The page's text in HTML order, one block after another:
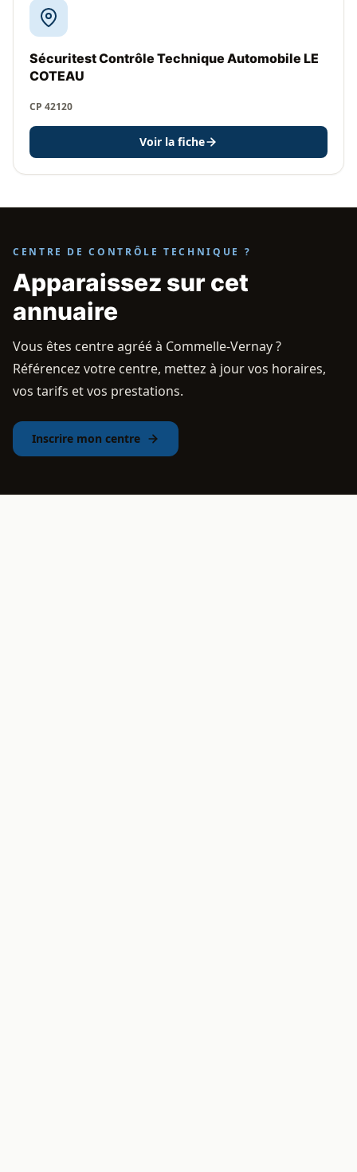
Sécuritest Contrôle Technique Automobile LE
COTEAU
CP 42120
Voir la fiche
CENTRE DE CONTRÔLE TECHNIQUE ?
Apparaissez sur cet
annuaire
Vous êtes centre agréé à Commelle-Vernay ?
Référencez votre centre, mettez à jour vos horaires,
vos tarifs et vos prestations.
Inscrire mon centre